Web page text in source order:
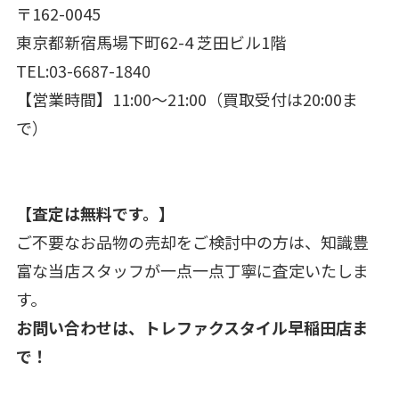
〒162-0045
東京都新宿馬場下町62-4 芝田ビル1階
TEL:03-6687-1840
【営業時間】11:00～21:00（買取受付は20:00ま
で）
【査定は無料です。】
ご不要なお品物の売却をご検討中の方は、知識豊
富な当店スタッフが一点一点丁寧に査定いたしま
す。
お問い合わせは、トレファクスタイル早稲田店ま
で！